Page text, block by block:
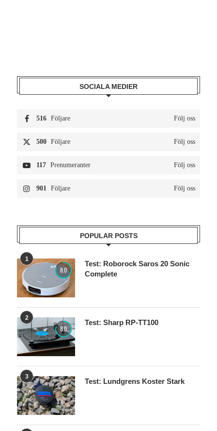
SOCIALA MEDIER
516 Följare Följ oss
500 Följare Följ oss
117 Prenumeranter Följ oss
901 Följare Följ oss
POPULAR POSTS
1
8.0
Test: Roborock Saros 20 Sonic
Complete
2
8.0
Test: Sharp RP-TT100
3
Test: Lundgrens Koster Stark